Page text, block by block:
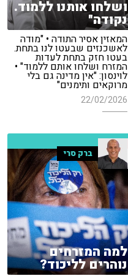
ושלחו אותנו ללמוד.
נקודה"
המאזין אסיר התודה • "מודה
לאשכנזים שבעטו לנו בתחת.
בעטו חזק בתחת לעדות
המזרח ושלחו אותם ללמוד" •
לוינסון: "אין מדינה גם בלי
מרוקאים ותימנים"
22/02/2026
ברק סרי
למה המזרחים
נוהרים לליכוד?